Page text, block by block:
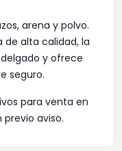
arena y polvo.
de alta calidad, la
y ofrece
seguro.
para venta en
aviso.